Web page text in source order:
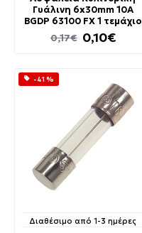
Γυάλινη 6x30mm 10A
BGDP 63100 FX 1 τεμάχιο
0,10€
0,17€
-41 %
Διαθέσιμο από 1-3 ημέρες